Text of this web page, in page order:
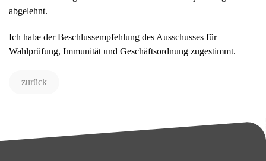
abgelehnt.
Ich habe der Beschlussempfehlung des Ausschusses für
Wahlprüfung, Immunität und Geschäftsordnung zugestimmt.
zurück